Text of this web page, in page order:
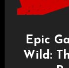
Epic
Wild: